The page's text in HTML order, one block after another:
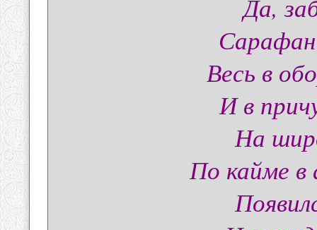
Да,
Весь в
И в
На
По кайме в